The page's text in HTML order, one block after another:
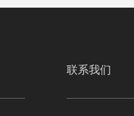
联系我们